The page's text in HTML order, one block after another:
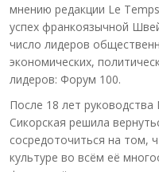
мнению редакции Le
успех франкоязычной
число лидеров
экономических,
лидеров: Форум 100.
После 18 лет
Сикорская решила
сосредоточиться на том,
культуре во всём её